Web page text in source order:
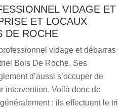
VIDAGE ET
ET LOCAUX
DE ROCHE
vidage et débarras
Bois De Roche. Ses
d’aussi s’occuper de
intervention. Voilà donc de
: ils effectuent le tri